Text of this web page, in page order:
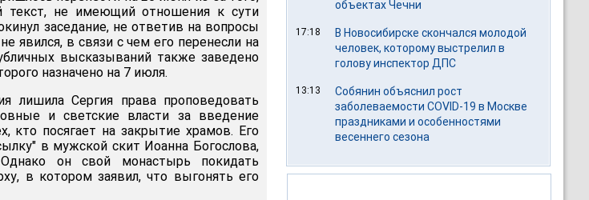
текст, не имеющий отношения к сути
заседание, не ответив на вопросы
явился, в связи с чем его перенесли на
высказываний также заведено
назначено на 7 июля.
лишила Сергия права проповедовать
и светские власти за введение
кто посягает на закрытие храмов. Его
в мужской скит Иоанна Богослова,
он свой монастырь покидать
в котором заявил, что выгонять его
объектах Чечни
17:18
В Новосибирске скончался молодой
человек, которому выстрелил в
голову инспектор ДПС
13:13
Собянин объяснил рост
заболеваемости COVID-19 в Москве
праздниками и особенностями
весеннего сезона